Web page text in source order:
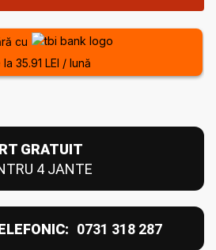
cu
35.91 LEI / lună
GRATUIT
4 JANTE
0731 318 287